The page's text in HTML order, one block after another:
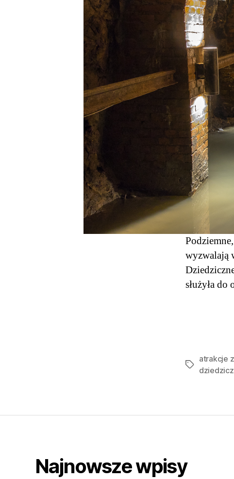
wyzwalają
służyła
Tagi
atrakcje
Najnowsze wpisy